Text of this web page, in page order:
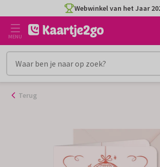
naar
inhoud
Webwinkel van het Jaar
MENU
Terug